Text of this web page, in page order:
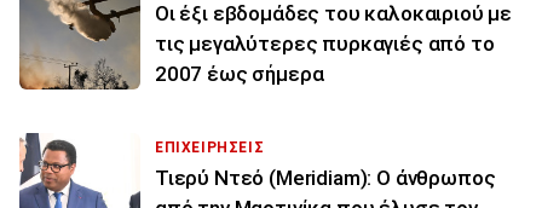
Οι έξι εβδομάδες του καλοκαιριού με
τις μεγαλύτερες πυρκαγιές από το
2007 έως σήμερα
ΕΠΙΧΕΙΡΗΣΕΙΣ
Τιερύ Ντεό (Meridiam): Ο άνθρωπος